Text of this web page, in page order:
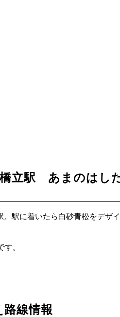
橋立駅 あまのは
駅に着いたら白砂青松をデザ
。
路線情報